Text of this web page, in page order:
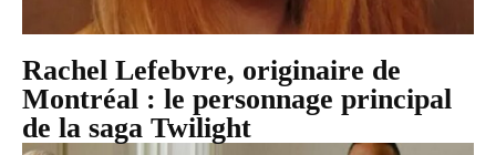
Rachel Lefebvre, originaire de
Montréal : le personnage principal
de la saga Twilight